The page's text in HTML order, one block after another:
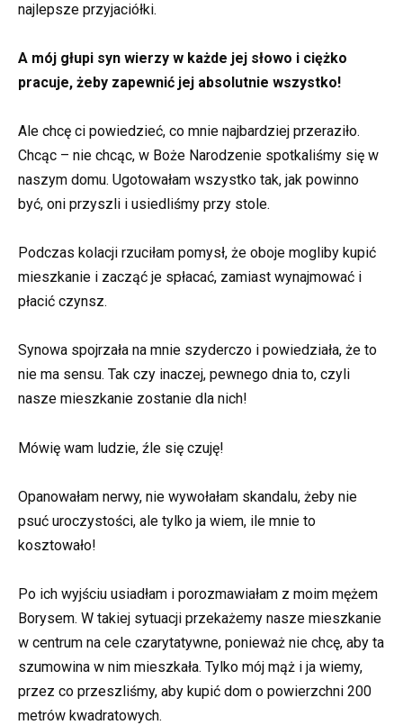
najlepsze przyjaciółki.
A mój głupi syn wierzy w każde jej słowo i ciężko
pracuje, żeby zapewnić jej absolutnie wszystko!
Ale chcę ci powiedzieć, co mnie najbardziej przeraziło.
Chcąc – nie chcąc, w Boże Narodzenie spotkaliśmy się w
naszym domu. Ugotowałam wszystko tak, jak powinno
być, oni przyszli i usiedliśmy przy stole.
Podczas kolacji rzuciłam pomysł, że oboje mogliby kupić
mieszkanie i zacząć je spłacać, zamiast wynajmować i
płacić czynsz.
Synowa spojrzała na mnie szyderczo i powiedziała, że to
nie ma sensu. Tak czy inaczej, pewnego dnia to, czyli
nasze mieszkanie zostanie dla nich!
Mówię wam ludzie, źle się czuję!
Opanowałam nerwy, nie wywołałam skandalu, żeby nie
psuć uroczystości, ale tylko ja wiem, ile mnie to
kosztowało!
Po ich wyjściu usiadłam i porozmawiałam z moim mężem
Borysem. W takiej sytuacji przekażemy nasze mieszkanie
w centrum na cele czarytatywne, ponieważ nie chcę, aby ta
szumowina w nim mieszkała. Tylko mój mąż i ja wiemy,
przez co przeszliśmy, aby kupić dom o powierzchni 200
metrów kwadratowych.